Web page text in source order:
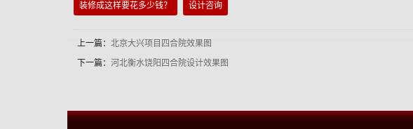
装修成这样要花多少钱？ 设计咨询
上一篇：北京大兴项目四合院效果图
下一篇：河北衡水饶阳四合院设计效果图